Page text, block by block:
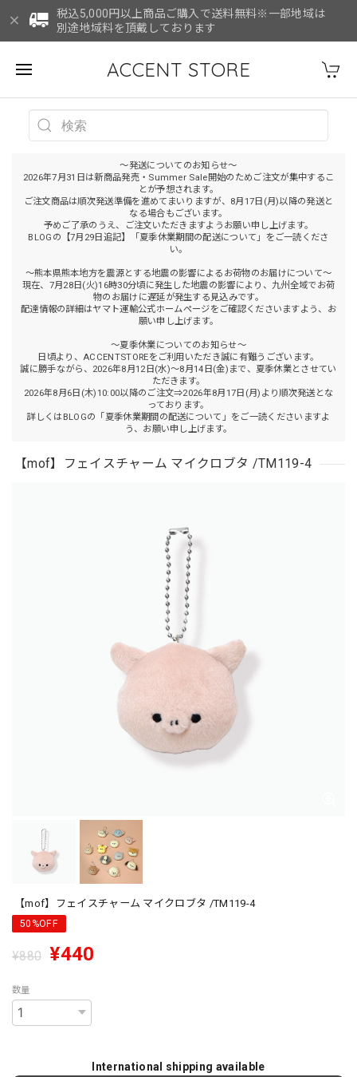
税込5,000円以上商品ご購入で送料無料※一部地域は
別途地域料を頂戴しております
ACCENT STORE
～発送についてのお知らせ～
2026年7月31日は新商品発売・Summer Sale開始のためご注文が集中するこ
とが予想されます。
ご注文商品は順次発送準備を進めてまいりますが、8月17日(月)以降の発送と
なる場合もございます。
予めご了承のうえ、ご注文いただきますようお願い申し上げます。
BLOGの【7月29日追記】「夏季休業期間の配送について」をご一読くださ
い。
～熊本県熊本地方を震源とする地震の影響によるお荷物のお届けについて～
現在、7月28日(火)16時30分頃に発生した地震の影響により、九州全域でお荷
物のお届けに遅延が発生する見込みです。
配達情報の詳細はヤマト運輸公式ホームページをご確認くださいますよう、お
願い申し上げます。
～夏季休業についてのお知らせ～
日頃より、ACCENTSTOREをご利用いただき誠に有難うございます。
誠に勝手ながら、2026年8月12日(水)～8月14日(金)まで、夏季休業とさせてい
ただきます。
2026年8月6日(木)10:00以降のご注文⇒2026年8月17日(月)より順次発送とな
っております。
詳しくはBLOGの「夏季休業期間の配送について」をご一読くださいますよ
う、お願い申し上げます。
【mof】フェイスチャーム マイクロブタ /TM119-4
【mof】フェイスチャーム マイクロブタ /TM119-4
50%OFF
¥880 ¥440
数量
International shipping available